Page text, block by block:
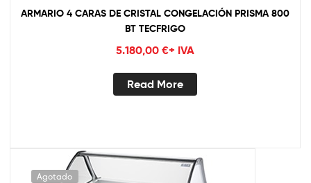
ARMARIO 4 CARAS DE CRISTAL CONGELACIÓN PRISMA 800
BT TECFRIGO
5.180,00 €+ IVA
Read More
Agotado